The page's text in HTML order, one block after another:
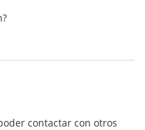
contactar con otros